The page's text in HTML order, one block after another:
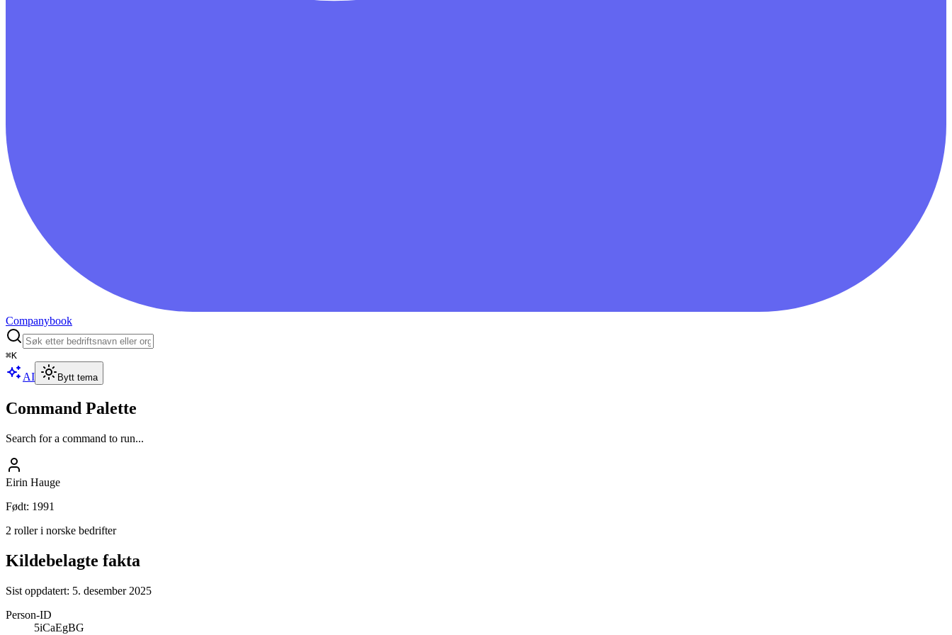
Companybook
⌘K
AI Bytt tema
Command Palette
Search for a command to run...
Eirin Hauge
Født: 1991
2 roller i norske bedrifter
Kildebelagte fakta
Sist oppdatert: 5. desember 2025
Person-ID
5iCaEgBG